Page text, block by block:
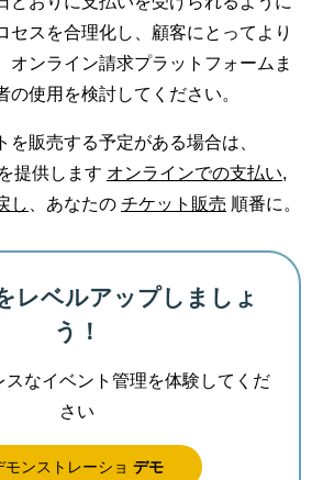
セスを合理化し、顧客にとってより
オンライン請求プラットフォームま
の使用を検討してください。
を販売する予定がある場合は、
提供します オンラインでの支払い,
し
、あなたの チケット販売 順番に。
レベルアップしましょ
う！
スなイベント管理を体験してくだ
さい
モンストレーショ デモ